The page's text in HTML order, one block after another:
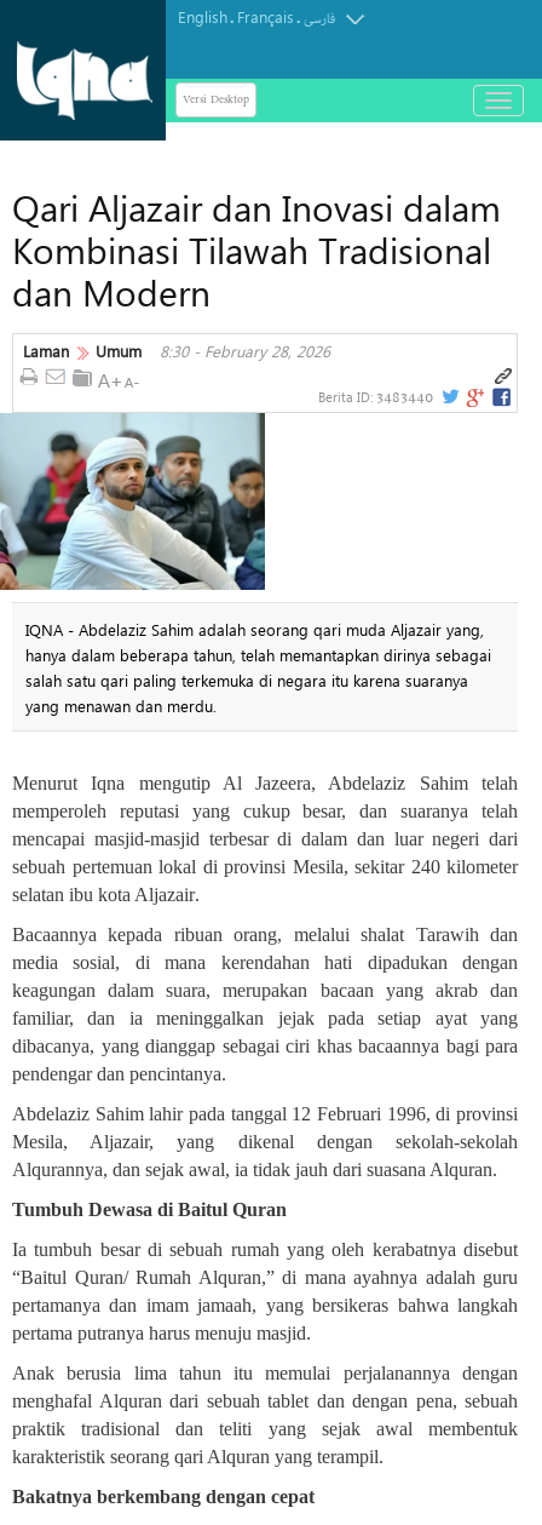
English. Français.فارسی
Versi Desktop
باز
و
منوQari Aljazair dan Inovasi dalam
Kombinasi Tilawah Tradisional
dan Modern
Laman Umum 8:30 - February 28, 2026
Berita ID: 3483440
IQNA - Abdelaziz Sahim adalah seorang qari muda Aljazair yang,
hanya dalam beberapa tahun, telah memantapkan dirinya sebagai
salah satu qari paling terkemuka di negara itu karena suaranya
yang menawan dan merdu.
Menurut Iqna mengutip Al Jazeera, Abdelaziz Sahim telah
memperoleh reputasi yang cukup besar, dan suaranya telah
mencapai masjid-masjid terbesar di dalam dan luar negeri dari
sebuah pertemuan lokal di provinsi Mesila, sekitar 240 kilometer
selatan ibu kota Aljazair.
Bacaannya kepada ribuan orang, melalui shalat Tarawih dan
media sosial, di mana kerendahan hati dipadukan dengan
keagungan dalam suara, merupakan bacaan yang akrab dan
familiar, dan ia meninggalkan jejak pada setiap ayat yang
dibacanya, yang dianggap sebagai ciri khas bacaannya bagi para
pendengar dan pencintanya.
Abdelaziz Sahim lahir pada tanggal 12 Februari 1996, di provinsi
Mesila, Aljazair, yang dikenal dengan sekolah-sekolah
Alqurannya, dan sejak awal, ia tidak jauh dari suasana Alquran.
Tumbuh Dewasa di Baitul Quran
Ia tumbuh besar di sebuah rumah yang oleh kerabatnya disebut
“Baitul Quran/ Rumah Alquran,” di mana ayahnya adalah guru
pertamanya dan imam jamaah, yang bersikeras bahwa langkah
pertama putranya harus menuju masjid.
Anak berusia lima tahun itu memulai perjalanannya dengan
menghafal Alquran dari sebuah tablet dan dengan pena, sebuah
praktik tradisional dan teliti yang sejak awal membentuk
karakteristik seorang qari Alquran yang terampil.
Bakatnya berkembang dengan cepat